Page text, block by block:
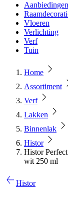
Aanbiedingen
Vloeren
Verlichting
Verf
Tuin
Home
Assortiment
Verf
Lakken
Binnenlak
Histor
Histor
wit 250 ml
Histor